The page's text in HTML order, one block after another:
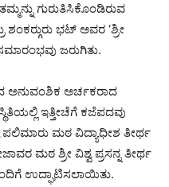
ಗುರುತಿಸಿಕೊಂಡಿರುವ
ಭಟ್ ಅವರ ‘ಶ್ರೀ
ಜರುಗಿತು.
ಅನುವಂಶಿಕ ಅರ್ಚಕರಾದ
ಇತ್ತೀಚೆಗೆ ಕಜೆಪದವು
ಮಠ ವಿದ್ಯಾಧೀಶ ತೀರ್ಥ
ಮಠ ಶ್ರೀ ವಿಶ್ವ ಪ್ರಸನ್ನ ತೀರ್ಥ
ಉದ್ಘಾಟಿಸಲಾಯಿತು.